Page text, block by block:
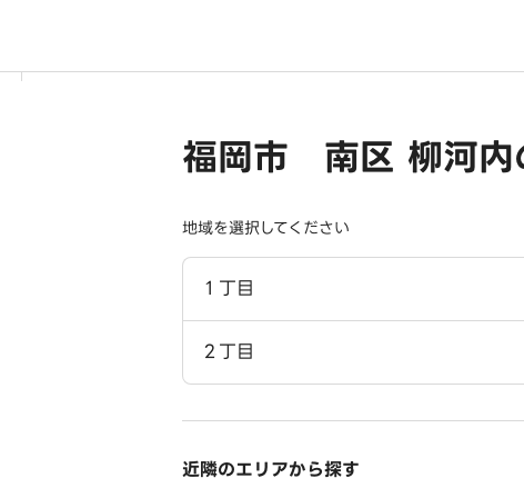
福岡市 南区 柳河内
地域を選択してください
１丁目
２丁目
近隣のエリアから探す